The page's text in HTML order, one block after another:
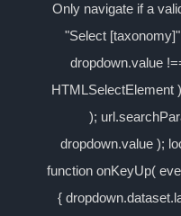
Only navigate if a
"Select
dropdown.value
HTMLSelectElement
);
dropdown.value );
function onKeyUp(
{